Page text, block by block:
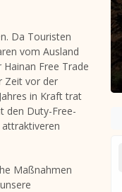
Da Touristen
vom Ausland
Free Trade
Zeit vor der
in Kraft trat
den Duty-Free-
attraktiveren
Maßnahmen